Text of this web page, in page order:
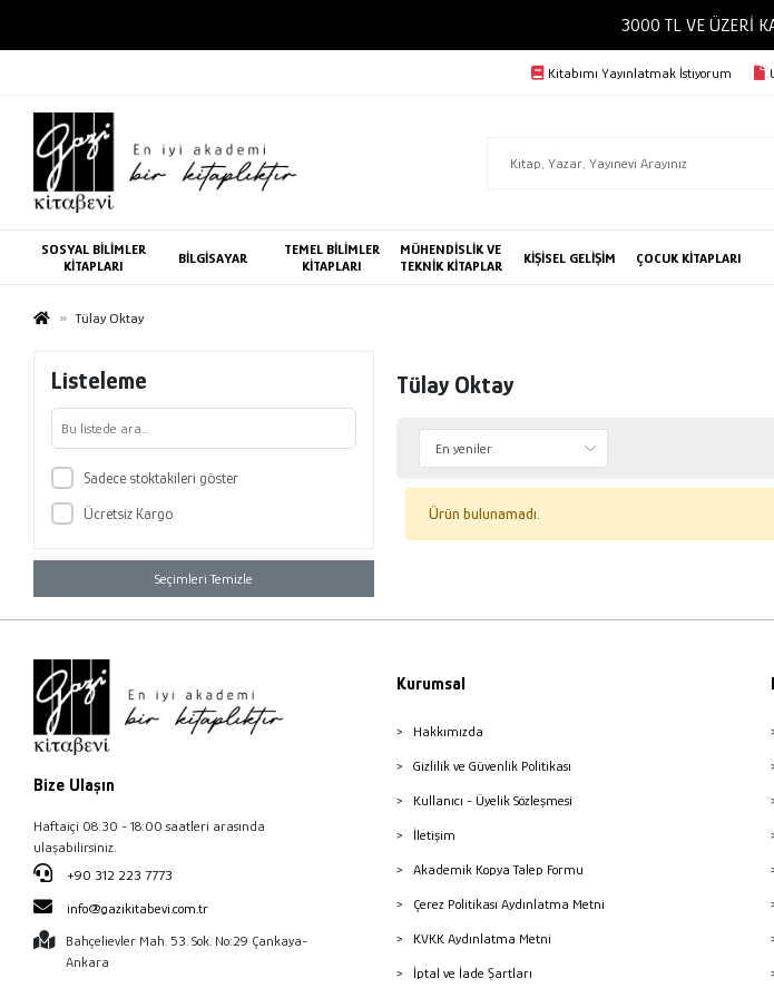
3000 TL VE ÜZERİ
Kitabımı Yayınlatmak İstiyorum
SOSYAL BİLİMLER
KİTAPLARI
BİLGİSAYAR
TEMEL BİLİMLER
KİTAPLARI
MÜHENDİSLİK VE
TEKNİK KİTAPLAR
KİŞİSEL GELİŞİM ÇOCUK KİTAPLARI
Tülay Oktay
Listeleme
Sadece stoktakileri göster
Ücretsiz Kargo
Seçimleri Temizle
Tülay Oktay
Ürün bulunamadı.
Bize Ulaşın
Haftaiçi 08:30 - 18:00 saatleri arasında
ulaşabilirsiniz.
+90 312 223 7773
info@gazikitabevi.com.tr
Bahçelievler Mah. 53. Sok. No:29 Çankaya-
Ankara
Kurumsal
Hakkımızda
Gizlilik ve Güvenlik Politikası
Kullanıcı - Üyelik Sözleşmesi
İletişim
Akademik Kopya Talep Formu
Çerez Politikası Aydınlatma Metni
KVKK Aydınlatma Metni
İptal ve İade Şartları